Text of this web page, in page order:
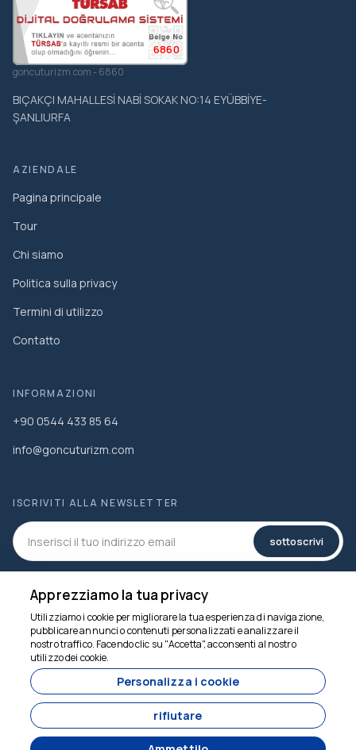
6860
goncuturizm.com - 6860
BIÇAKÇI MAHALLESİ NABİ SOKAK NO:14 EYÜBBİYE-
ŞANLIURFA
AZIENDALE
Pagina principale
Tour
Chi siamo
Politica sulla privacy
Termini di utilizzo
Contatto
INFORMAZIONI
+90 0544 433 85 64
info@goncuturizm.com
ISCRIVITI ALLA NEWSLETTER
sottoscrivi
SOCIAL MEDIA
Apprezziamo la tua privacy
Utilizziamo i cookie per migliorare la tua esperienza di navigazione,
pubblicare annunci o contenuti personalizzati e analizzare il
nostro traffico. Facendo clic su "Accetta", acconsenti al nostro
utilizzo dei cookie.
Personalizza i cookie
rifiutare
Siamo qui per aiutarti